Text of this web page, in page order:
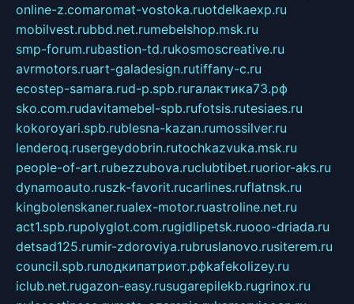
online-z.comaromat-vostoka.ruotdelkaexp.ru
mobilvest.rubbd.net.rumebelshop.msk.ru
smp-forum.rubastion-td.rukosmoscreative.ru
avrmotors.ruart-galadesign.rutiffany-c.ru
ecostep-samara.rud-p.spb.ruгалактика73.рф
sko.com.rudavitamebel-spb.rufotsis.rutesiaes.ru
kokoroyari.spb.rublesna-kazan.rumossilver.ru
lenderoq.rusergeydobrin.rutochkazvuka.msk.ru
people-of-art.rubezzubova.ruclubtibet.ruorior-aks.ru
dynamoauto.ruszk-favorit.rucarlines.ruflatnsk.ru
kingbolenskaner.rualex-motor.ruastroline.net.ru
act1.spb.rupolyglot.com.rugidlipetsk.ruooo-driada.ru
detsad125.rumir-zdoroviya.rubruslanovo.rusiterem.ru
council.spb.ruлодкипатриот.рфkafekolizey.ru
iclub.net.rugazon-easy.rusugarepilekb.rugrinox.ru